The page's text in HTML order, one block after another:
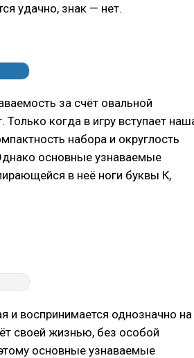
удачно, знак — нет.
за счёт овальной
когда в игру вступает
набора и округлость
основные узнаваемые
в неё ноги буквы К,
и воспринимается однозначно на
своей жизнью, без особой
основные узнаваемые